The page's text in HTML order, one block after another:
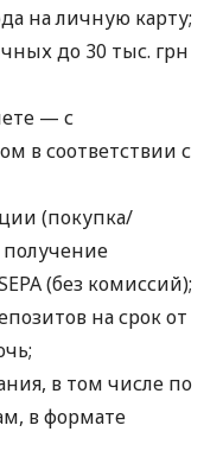
на личную карту;
до 30 тыс. грн
— с
в соответствии с
(покупка/
(без комиссий);
на срок от
в том числе по
в формате